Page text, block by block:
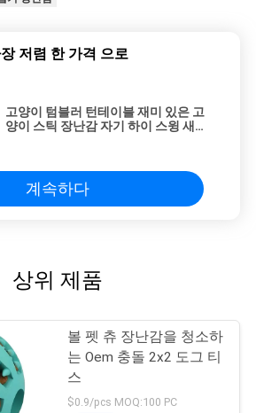
저렴 한 가격 으로
고양이 텀블러 턴테이블 재미 있은 고
양이 스틱 장난감 자기 하이 스윙 새는
계속하다
상위 제품
볼 펫 츄 장난감을 청소하
는 Oem 충돌 2x2 도그 티
스
$0.9/pcs MOQ:100 PC